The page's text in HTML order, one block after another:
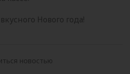
Нового года!
новостью